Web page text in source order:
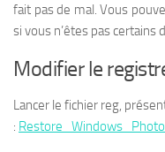
fait pas de mal. Vous
si vous n’êtes pas certains
Modifier le
Lancer le fichier reg,
: